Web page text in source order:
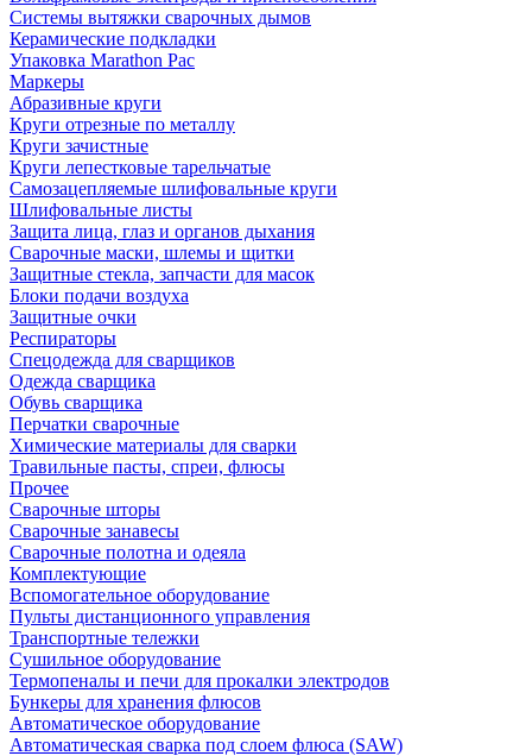
Системы вытяжки сварочных дымов
Керамические подкладки
Упаковка Marathon Pac
Маркеры
Абразивные круги
Круги отрезные по металлу
Круги зачистные
Круги лепестковые тарельчатые
Самозацепляемые шлифовальные круги
Шлифовальные листы
Защита лица, глаз и органов дыхания
Сварочные маски, шлемы и щитки
Защитные стекла, запчасти для масок
Блоки подачи воздуха
Защитные очки
Респираторы
Спецодежда для сварщиков
Одежда сварщика
Обувь сварщика
Перчатки сварочные
Химические материалы для сварки
Травильные пасты, спреи, флюсы
Прочее
Сварочные шторы
Сварочные занавесы
Сварочные полотна и одеяла
Комплектующие
Вспомогательное оборудование
Пульты дистанционного управления
Транспортные тележки
Сушильное оборудование
Термопеналы и печи для прокалки электродов
Бункеры для хранения флюсов
Автоматическое оборудование
Автоматическая сварка под слоем флюса (SAW)